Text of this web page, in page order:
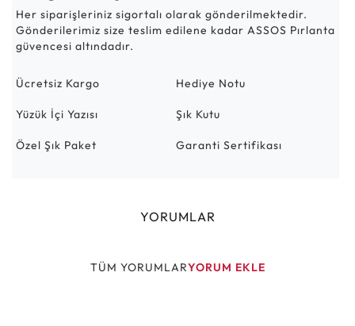
Her siparişleriniz sigortalı olarak gönderilmektedir.
Gönderilerimiz size teslim edilene kadar ASSOS Pırlanta
güvencesi altındadır.
Ücretsiz Kargo Hediye Notu
Yüzük İçi Yazısı Şık Kutu
Özel Şık Paket Garanti Sertifikası
YORUMLAR
TÜM YORUMLARYORUM EKLE